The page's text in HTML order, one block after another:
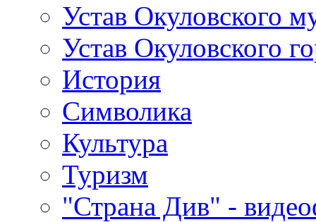
Устав Окуловского
Устав Окуловского
История
Символика
Культура
Туризм
"Страна Див" -